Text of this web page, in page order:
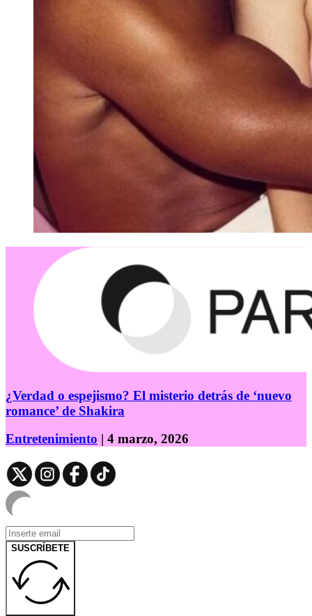
¿Verdad o espejismo? El misterio detrás de ‘nuevo
romance’ de Shakira
Entretenimiento | 4 marzo, 2026
SUSCRÍBETE